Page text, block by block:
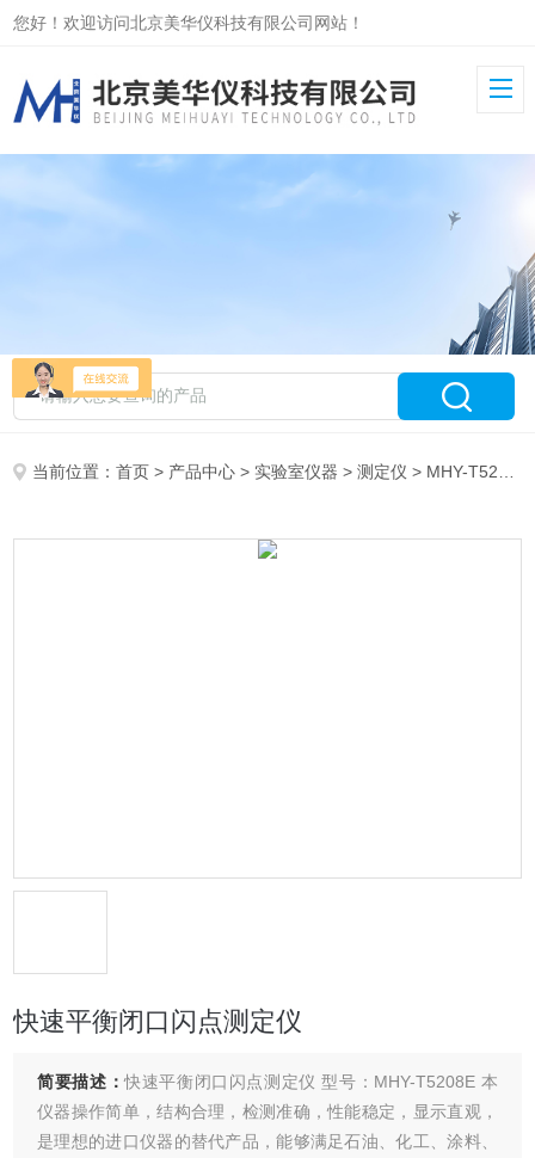
您好！欢迎访问北京美华仪科技有限公司网站！
当前位置：首页 > 产品中心 > 实验室仪器 >测定仪 > MHY-T5208E快速平衡闭口闪点测定仪
快速平衡闭口闪点测定仪
简要描述：快速平衡闭口闪点测定仪 型号：MHY-T5208E 本
仪器操作简单，结构合理，检测准确，性能稳定，显示直观，
是理想的进口仪器的替代产品，能够满足石油、化工、涂料、